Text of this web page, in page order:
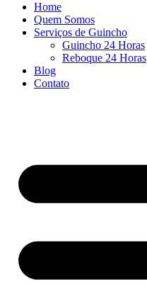
Home
Quem Somos
Serviços de Guincho
Guincho 24 Horas
Reboque 24 Horas
Blog
Contato